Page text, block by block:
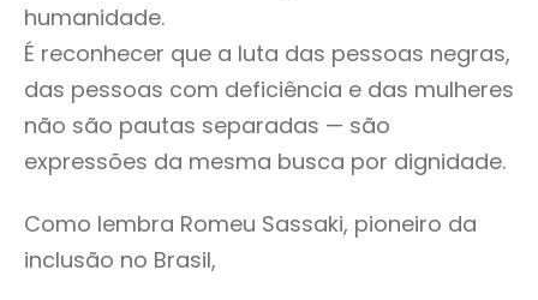
humanidade.
É reconhecer que a luta das pessoas negras,
das pessoas com deficiência e das mulheres
não são pautas separadas — são
expressões da mesma busca por dignidade.
Como lembra Romeu Sassaki, pioneiro da
inclusão no Brasil,